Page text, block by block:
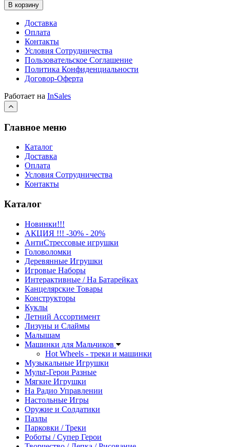
В корзину
Доставка
Оплата
Контакты
Условия Сотрудничества
Пользовательское Соглашение
Политика Конфиденциальности
Договор-Оферта
Работает на InSales
Главное меню
Каталог
Доставка
Оплата
Условия Сотрудничества
Контакты
Каталог
Новинки!!!
АКЦИЯ !!! -30% - 20%
АнтиСтрессовые игрушки
Головоломки
Деревянные Игрушки
Игровые Наборы
Интерактивные / На Батарейках
Канцелярские Товары
Конструкторы
Куклы
Летний Ассортимент
Лизуны и Слаймы
Малышам
Машинки для Мальчиков
Hot Wheels - треки и машинки
Музыкальные Игрушки
Мульт-Герои Разные
Мягкие Игрушки
На Радио Управлении
Настольные Игры
Оружие и Солдатики
Пазлы
Парковки / Треки
Роботы / Супер Герои